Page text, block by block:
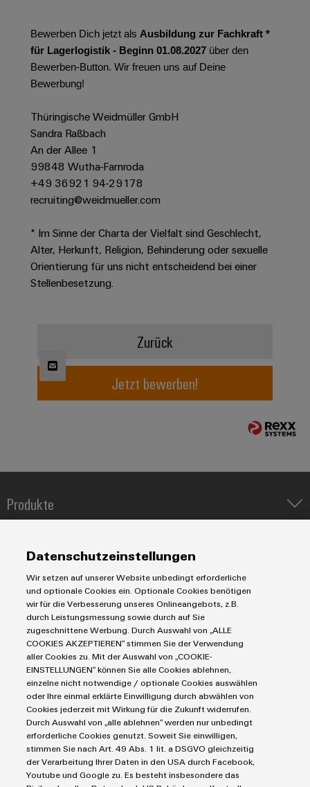
Schiffbau
Umfassende
Verbindungslösungen
für
Industrie
Wasseraufbereitung
&
Abwasseraufbereitung
Lösungen
die
Wasser-
und
Abwasserindustrie
Wasserstoff
Windenergie
Manufacturer
(OEM)
Platform
easyConnect
&
Zubehör
Werkzeuge
Automaten
Software
Markierer
Industriedrucker
Infrastructure
Kundenspezifische
Kabelkonfektionierung
Produktinnovationen
Praxisnahe
Verbindungen für
Ihre Industrie.
Unsere Neuheiten
im Bereich
Industrial
Connectivity.
Bewerben Dich jetzt als Ausbildung zur Fachkraft *
für Lagerlogistik - Beginn 01.08.2027 über den
Bewerben-Button. Wir freuen uns auf Deine
Bewerbung!
Thüringische Weidmüller GmbH
Sandra Raßbach
An der Allee 1
99848 Wutha-Farnroda
+49 36921 94-29178
recruiting@weidmueller.com
* Im Sinne der Charta der Vielfalt sind Geschlecht,
Alter, Herkunft, Religion, Behinderung oder sexuelle
Orientierung für uns nicht entscheidend bei einer
Stellenbesetzung.
Zurück
Jetzt bewerben!
Produkte
Koppelrelais
Leiterplattensteckverbinder und Leiterplattenklemmen
Markierungssysteme
Reihenklemmen
Stromversorgungen
Industrial IoT
Industrial Security
Single Pair Ethernet
Smart Metering
SNAP IN Anschlusstechnologie
Workplace Solutions
Service
Connectivity Consulting
eShop / Digitale Bestellmöglichkeiten
Engineering-Daten
PCB Connector Services
Support Center
Technische Produktkataloge
Weidmüller Configurator
Industrien
Datencenter
Gerätehersteller
Maschinenbau
Photovoltaik
Wasserstoff
Weidmüller Industry Match
Windenergie
Impressum
Einkaufs- /Lieferanteninformationen
Datenschutzerklärung
Cookie Richtlinie
Cookie Einstellungen
Datenschutzeinstellungen
Wir setzen auf unserer Website unbedingt erforderliche
und optionale Cookies ein. Optionale Cookies benötigen
wir für die Verbesserung unseres Onlineangebots, z.B.
durch Leistungsmessung sowie durch auf Sie
zugeschnittene Werbung. Durch Auswahl von „ALLE
COOKIES AKZEPTIEREN“ stimmen Sie der Verwendung
aller Cookies zu. Mit der Auswahl von „COOKIE-
EINSTELLUNGEN“ können Sie alle Cookies ablehnen,
einzelne nicht notwendige / optionale Cookies auswählen
oder Ihre einmal erklärte Einwilligung durch abwählen von
Cookies jederzeit mit Wirkung für die Zukunft widerrufen.
Durch Auswahl von „alle ablehnen“ werden nur unbedingt
erforderliche Cookies genutzt. Soweit Sie einwilligen,
stimmen Sie nach Art. 49 Abs. 1 lit. a DSGVO gleichzeitig
der Verarbeitung Ihrer Daten in den USA durch Facebook,
Youtube und Google zu. Es besteht insbesondere das